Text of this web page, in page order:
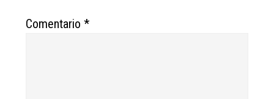
Comentario*